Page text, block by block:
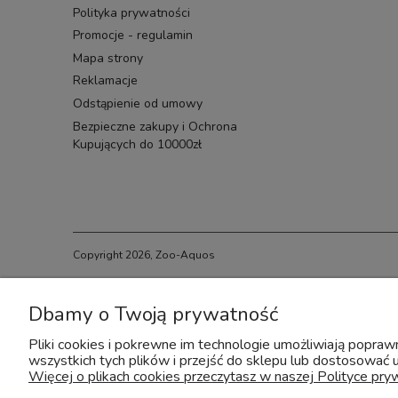
Polityka prywatności
Promocje - regulamin
Mapa strony
Reklamacje
Odstąpienie od umowy
Bezpieczne zakupy i Ochrona
Kupujących do 10000zł
Copyright 2026, Zoo-Aquos
Dbamy o Twoją prywatność
Pliki cookies i pokrewne im technologie umożliwiają
wszystkich tych plików i przejść do sklepu lub
Więcej o plikach cookies przeczytasz w naszej Polityce